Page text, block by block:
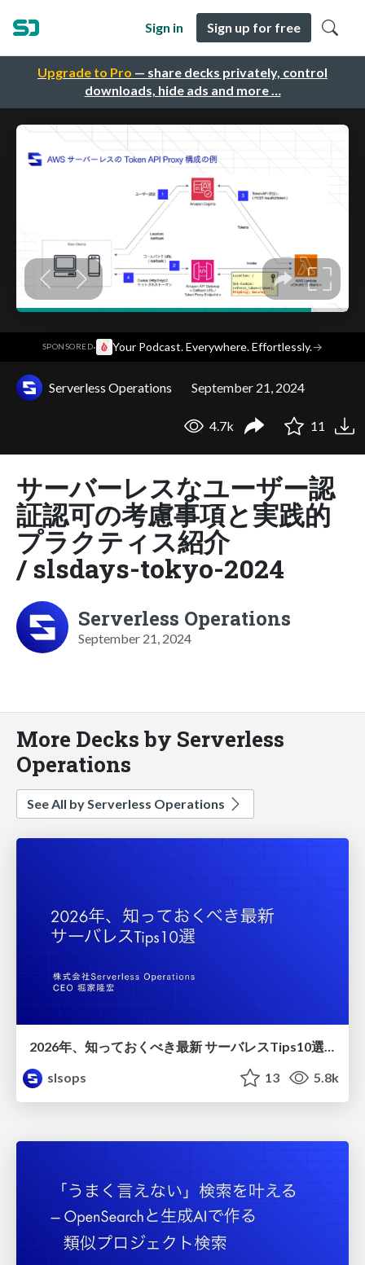
Upgrade to Pro — share decks privately, control
downloads, hide ads and more …
Sign in Sign up for free
SPONSORED· Your Podcast. Everywhere. Effortlessly.→
Serverless Operations September 21, 2024
4.7k 11
サーバーレスなユーザー認
証認可の考慮事項と実践的
プラクティス紹介
/ slsdays-tokyo-2024
Serverless Operations
September 21, 2024
More Decks by Serverless
Operations
See All by Serverless Operations
2026年、知っておくべき最新 サーバレスTips10選/serverless-10-tips
slsops
13 5.8k